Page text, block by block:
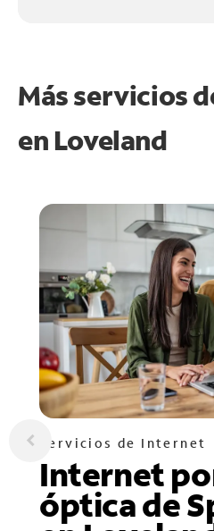
Más servicios
en Loveland
Servicios de Internet
Internet
óptica de